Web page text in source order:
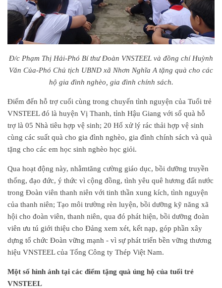
Đ/c Phạm Thị Hải-Phó Bí thư Đoàn VNSTEEL và đồng chí Huỳnh
Văn Của-Phó Chủ tịch UBND xã Nhơn Nghĩa A tặng quà cho các
hộ gia đình nghèo, gia đình chính sách.
Điểm đến hỗ trợ cuối cùng trong chuyến tình nguyện của Tuổi trẻ
VNSTEEL đó là huyện Vị Thanh, tỉnh Hậu Giang với số quà hỗ
trợ là 05 Nhà tiêu hợp vệ sinh; 20 Hố xử lý rác thải hợp vệ sinh
cùng các suất quà cho gia đình nghèo, gia đình chính sách và quà
tặng cho các em học sinh nghèo học giỏi.
Qua hoạt động này, nhằmtăng cường giáo dục, bồi dưỡng truyền
thống, đạo đức, ý thức vì cộng đồng, tình yêu quê hương đất nước
trong Đoàn viên thanh niên với tinh thần xung kích, tình nguyện
của thanh niên; Tạo môi trường rèn luyện, bồi dưỡng kỹ năng xã
hội cho đoàn viên, thanh niên, qua đó phát hiện, bồi dưỡng đoàn
viên ưu tú giới thiệu cho Đảng xem xét, kết nạp, góp phần xây
dựng tổ chức Đoàn vững mạnh - vì sự phát triển bền vững thương
hiệu VNSTEEL của Tổng Công ty Thép Việt Nam.
Một số hình ảnh tại các điểm tặng quà ủng hộ của tuổi trẻ
VNSTEEL